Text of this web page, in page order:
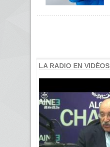
LA RADIO EN VIDÉOS